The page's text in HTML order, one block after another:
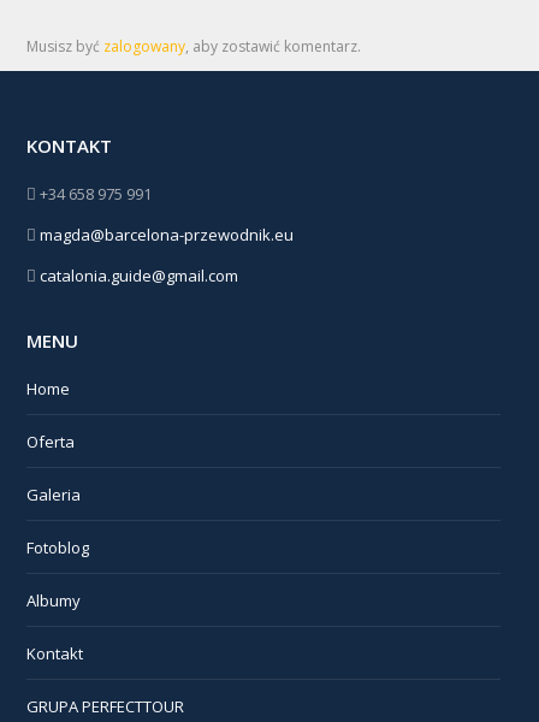
Musisz być zalogowany, aby zostawić komentarz.
KONTAKT
+34 658 975 991
magda@barcelona-przewodnik.eu
catalonia.guide@gmail.com
MENU
Home
Oferta
Galeria
Fotoblog
Albumy
Kontakt
GRUPA PERFECTTOUR